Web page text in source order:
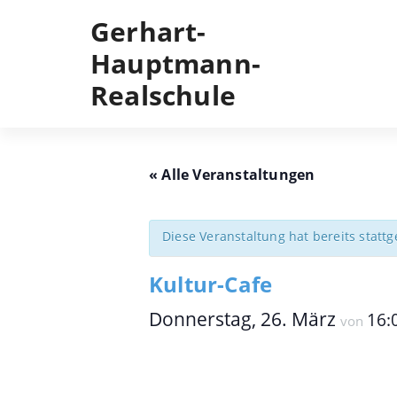
Gerhart-
Hauptmann-
Realschule
« Alle Veranstaltungen
Diese Veranstaltung hat bereits
Kultur-Cafe
Donnerstag, 26. März von